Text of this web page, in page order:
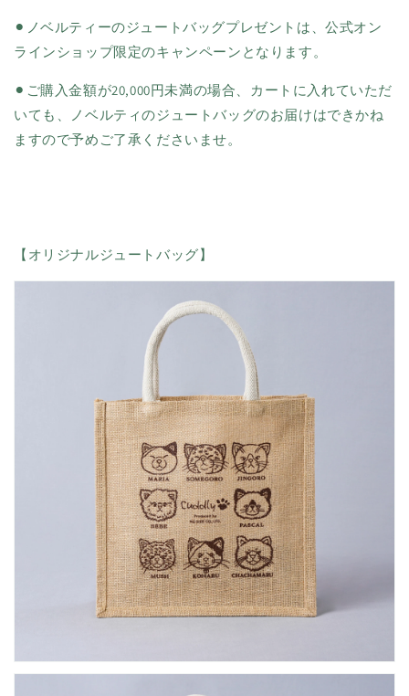
⚫︎ノベルティーのジュートバッグプレゼントは、公式オン
ラインショップ限定のキャンペーンとなります。
⚫︎ご購入金額が20,000円未満の場合、カートに入れていただ
いても、ノベルティのジュートバッグのお届けはできかね
ますので予めご了承くださいませ。
【オリジナルジュートバッグ】